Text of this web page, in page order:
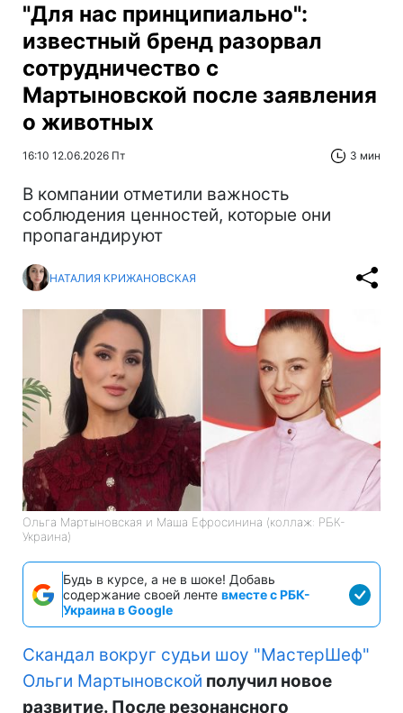
"Для нас принципиально":
известный бренд разорвал
сотрудничество с
Мартыновской после заявления
о животных
16:10 12.06.2026 Пт 3 мин
В компании отметили важность
соблюдения ценностей, которые они
пропагандируют
НАТАЛИЯ КРИЖАНОВСКАЯ
Ольга Мартыновская и Маша Ефросинина (коллаж: РБК-
Украина)
Будь в курсе, а не в шоке! Добавь
содержание своей ленте вместе с РБК-
Украина в Google
Скандал вокруг судьи шоу "МастерШеф"
Ольги Мартыновской получил новое
развитие. После резонансного